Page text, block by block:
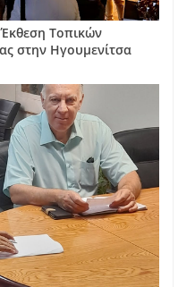
Τοπικών
στην Ηγουμενίτσα